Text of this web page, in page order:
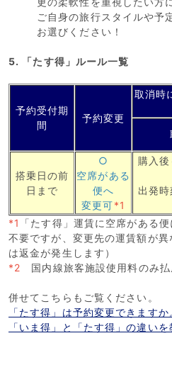
ご自身の旅行スタイルや予
お選びください！
5. 「たす得」ルール一覧
予約受付期
間
予約変更
取消時
搭乗日の前
日まで
○
空席がある
便へ
変更可*1
購入後
出発
*1
「たす得」運賃に空席がある
不要ですが、変更先の運賃額が
は返金が発生します）
*2 国内線旅客施設使用料のみ
併せてこちらもご覧ください。
「たす得」は予約変更できますか
「いま得」と「たす得」の違いを